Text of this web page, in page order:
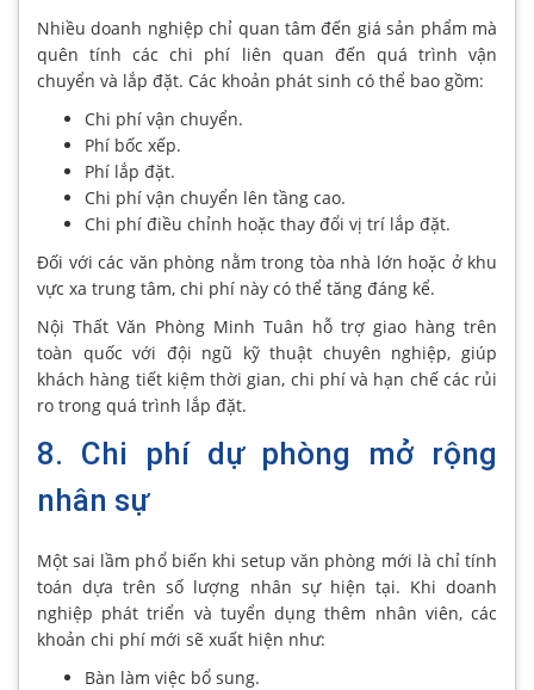
Nhiều doanh nghiệp chỉ quan tâm đến giá sản phẩm mà
quên tính các chi phí liên quan đến quá trình vận
chuyển và lắp đặt. Các khoản phát sinh có thể bao gồm:
Chi phí vận chuyển.
Phí bốc xếp.
Phí lắp đặt.
Chi phí vận chuyển lên tầng cao.
Chi phí điều chỉnh hoặc thay đổi vị trí lắp đặt.
Đối với các văn phòng nằm trong tòa nhà lớn hoặc ở khu
vực xa trung tâm, chi phí này có thể tăng đáng kể.
Nội Thất Văn Phòng Minh Tuân hỗ trợ giao hàng trên
toàn quốc với đội ngũ kỹ thuật chuyên nghiệp, giúp
khách hàng tiết kiệm thời gian, chi phí và hạn chế các rủi
ro trong quá trình lắp đặt.
8. Chi phí dự phòng mở rộng
nhân sự
Một sai lầm phổ biến khi setup văn phòng mới là chỉ tính
toán dựa trên số lượng nhân sự hiện tại. Khi doanh
nghiệp phát triển và tuyển dụng thêm nhân viên, các
khoản chi phí mới sẽ xuất hiện như:
Bàn làm việc bổ sung.